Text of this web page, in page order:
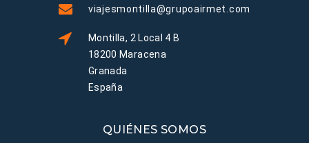
viajesmontilla@grupoairmet.com
Montilla, 2 Local 4 B
18200 Maracena
Granada
España
QUIÉNES SOMOS